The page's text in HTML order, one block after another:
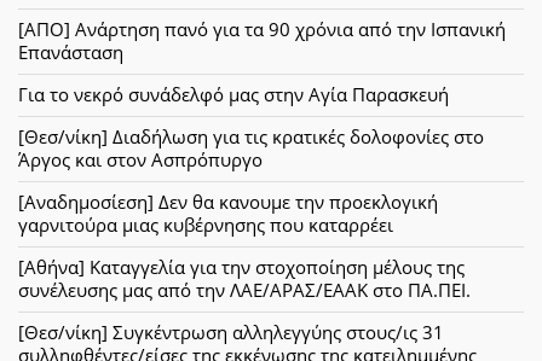
[ΑΠΟ] Ανάρτηση πανό για τα 90 χρόνια από την Ισπανική
Επανάσταση
Για το νεκρό συνάδελφό μας στην Αγία Παρασκευή
[Θεσ/νίκη] Διαδήλωση για τις κρατικές δολοφονίες στο
Άργος και στον Ασπρόπυργο
[Αναδημοσίεση] Δεν θα κανουμε την προεκλογική
γαρνιτούρα μιας κυβέρνησης που καταρρέει
[Αθήνα] Καταγγελία για την στοχοποίηση μέλους της
συνέλευσης μας από την ΛΑΕ/ΑΡΑΣ/ΕΑΑΚ στο ΠΑ.ΠΕΙ.
[Θεσ/νίκη] Συγκέντρωση αλληλεγγύης στους/ις 31
συλληφθέντες/είσες της εκκένωσης της κατειλημμένης